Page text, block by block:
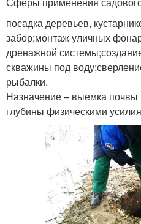
посадка деревьев,
забор;монтаж уличных
дренажной
скважины под
рыбалки.
Назначение – выемка почвы
глубины физическими